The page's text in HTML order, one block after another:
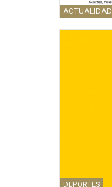
ACTUALIDAD
DEPORTES